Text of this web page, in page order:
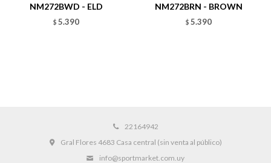
NM272BWD - ELD
$ 5.390
NM272BRN - BROWN
$ 5.390
22164942
Gral Flores 4683 Casa central (sin venta al público)
info@sportmarket.com.uy